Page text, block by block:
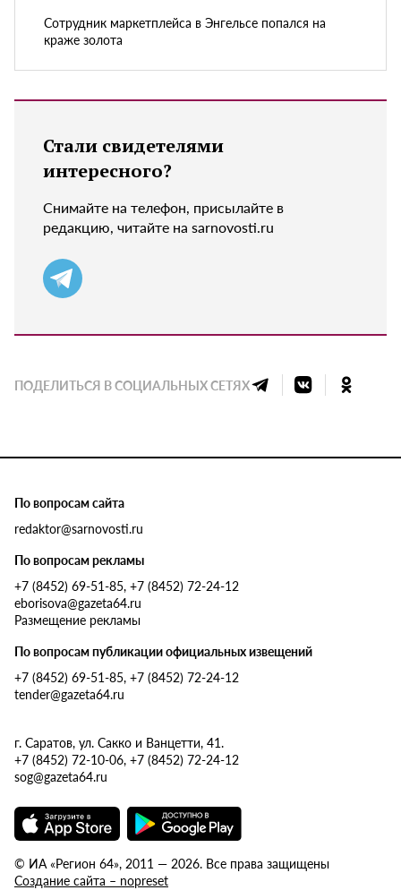
Сотрудник маркетплейса в Энгельсе попался на
краже золота
Стали свидетелями
интересного?
Снимайте на телефон, присылайте в
редакцию, читайте на sarnovosti.ru
ПОДЕЛИТЬСЯ В СОЦИАЛЬНЫХ СЕТЯХ
По вопросам сайта
redaktor@sarnovosti.ru
По вопросам рекламы
+7 (8452) 69-51-85, +7 (8452) 72-24-12
eborisova@gazeta64.ru
Размещение рекламы
По вопросам публикации официальных извещений
+7 (8452) 69-51-85, +7 (8452) 72-24-12
tender@gazeta64.ru
г. Саратов, ул. Сакко и Ванцетти, 41.
+7 (8452) 72-10-06, +7 (8452) 72-24-12
sog@gazeta64.ru
© ИА «Регион 64», 2011 — 2026. Все права защищены
Создание сайта – nopreset